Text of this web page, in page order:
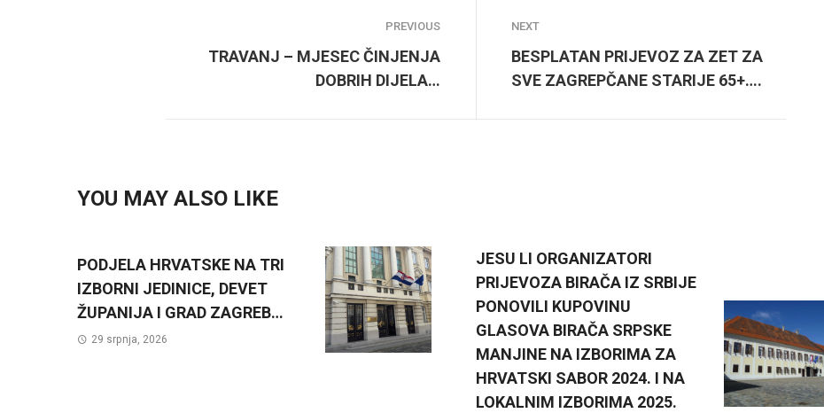
PREVIOUS
TRAVANJ – MJESEC ČINJENJA
DOBRIH DIJELA…
NEXT
BESPLATAN PRIJEVOZ ZA ZET ZA
SVE ZAGREPČANE STARIJE 65+….
YOU MAY ALSO LIKE
PODJELA HRVATSKE NA TRI
IZBORNI JEDINICE, DEVET
ŽUPANIJA I GRAD ZAGREB…
29 srpnja, 2026
JESU LI ORGANIZATORI
PRIJEVOZA BIRAČA IZ SRBIJE
PONOVILI KUPOVINU
GLASOVA BIRAČA SRPSKE
MANJINE NA IZBORIMA ZA
HRVATSKI SABOR 2024. I NA
LOKALNIM IZBORIMA 2025.